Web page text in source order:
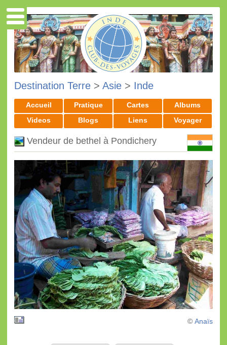
Destination Terre > Asie > Inde
Accueil Pratique Cartes
Albums
Videos
Blogs Liens Voyager
Vendeur de bethel à Pondichery
© Anaïs